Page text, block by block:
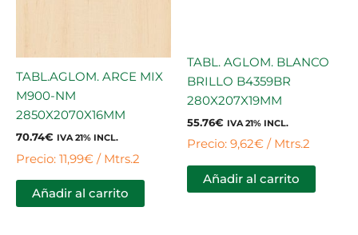
TABL.AGLOM. ARCE MIX
M900-NM
2850X2070X16MM
70.74€ IVA 21% INCL.
Precio: 11,99€ / Mtrs.2
Añadir al carrito
TABL. AGLOM. BLANCO
BRILLO B4359BR
280X207X19MM
55.76€ IVA 21% INCL.
Precio: 9,62€ / Mtrs.2
Añadir al carrito